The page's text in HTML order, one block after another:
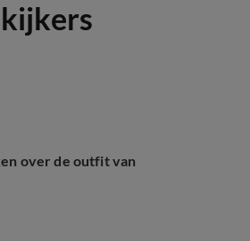
over de outfit van